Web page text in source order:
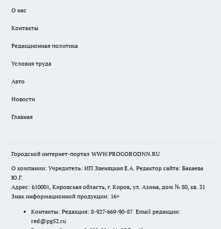
О нас
Контакты
Редакционная политика
Условия труда
Авто
Новости
Главная
Городской интернет-портал WWW.PROGORODNN.RU
О компании: Учредитель: ИП Звеняцкая Е.А. Редактор сайта: Бакаева
Ю.Г.
Адрес: 610001, Кировская область, г. Киров, ул. Азина, дом № 80, кв. 31
Знак информационной продукции: 16+
Контакты: Редакция: 8-927-669-90-87 Email редакции:
red@pg52.ru